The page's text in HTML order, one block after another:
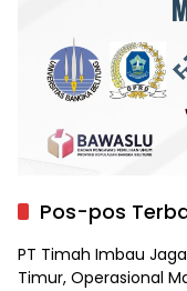
Pos-pos
PT Timah Imbau
Timur, Operasional